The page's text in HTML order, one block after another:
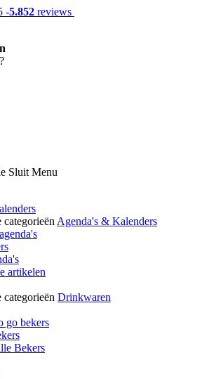
-5.852 reviews
Sluit Menu
categorieën Agenda's & Kalenders
artikelen
categorieën Drinkwaren
go bekers
Bekers